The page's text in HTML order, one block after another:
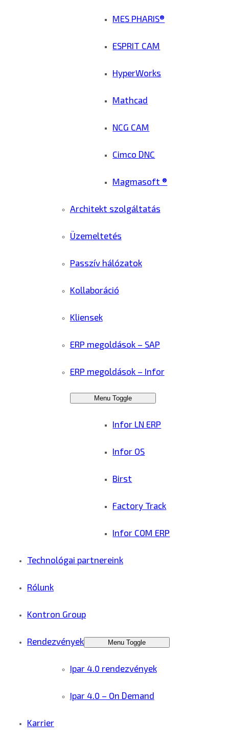
MES PHARIS®
ESPRIT CAM
HyperWorks
Mathcad
NCG CAM
Cimco DNC
Magmasoft ®
Architekt szolgáltatás
Üzemeltetés
Passzív hálózatok
Kollaboráció
Kliensek
ERP megoldások – SAP
ERP megoldások – Infor
Menu Toggle
Infor LN ERP
Infor OS
Birst
Factory Track
Infor COM ERP
Technológai partnereink
Rólunk
Kontron Group
Rendezvények Menu Toggle
Ipar 4.0 rendezvények
Ipar 4.0 – On Demand
Karrier